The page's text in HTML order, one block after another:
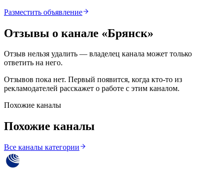
Разместить объявление
Отзывы о канале «Брянск»
Отзыв нельзя удалить — владелец канала может только
ответить на него.
Отзывов пока нет. Первый появится, когда кто-то из
рекламодателей расскажет о работе с этим каналом.
Похожие каналы
Похожие каналы
Все каналы категории